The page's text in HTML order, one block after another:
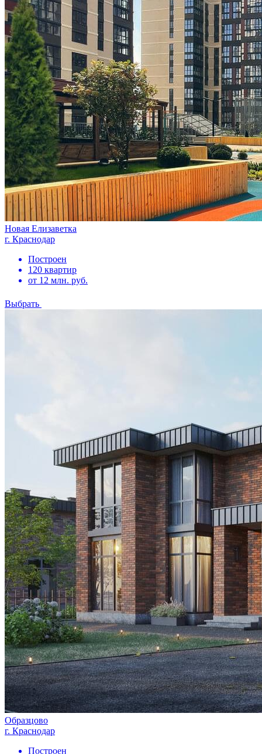
Новая Елизаветка
г. Краснодар
Построен
120 квартир
от 12 млн. руб.
Выбрать
Образцово
г. Краснодар
Построен